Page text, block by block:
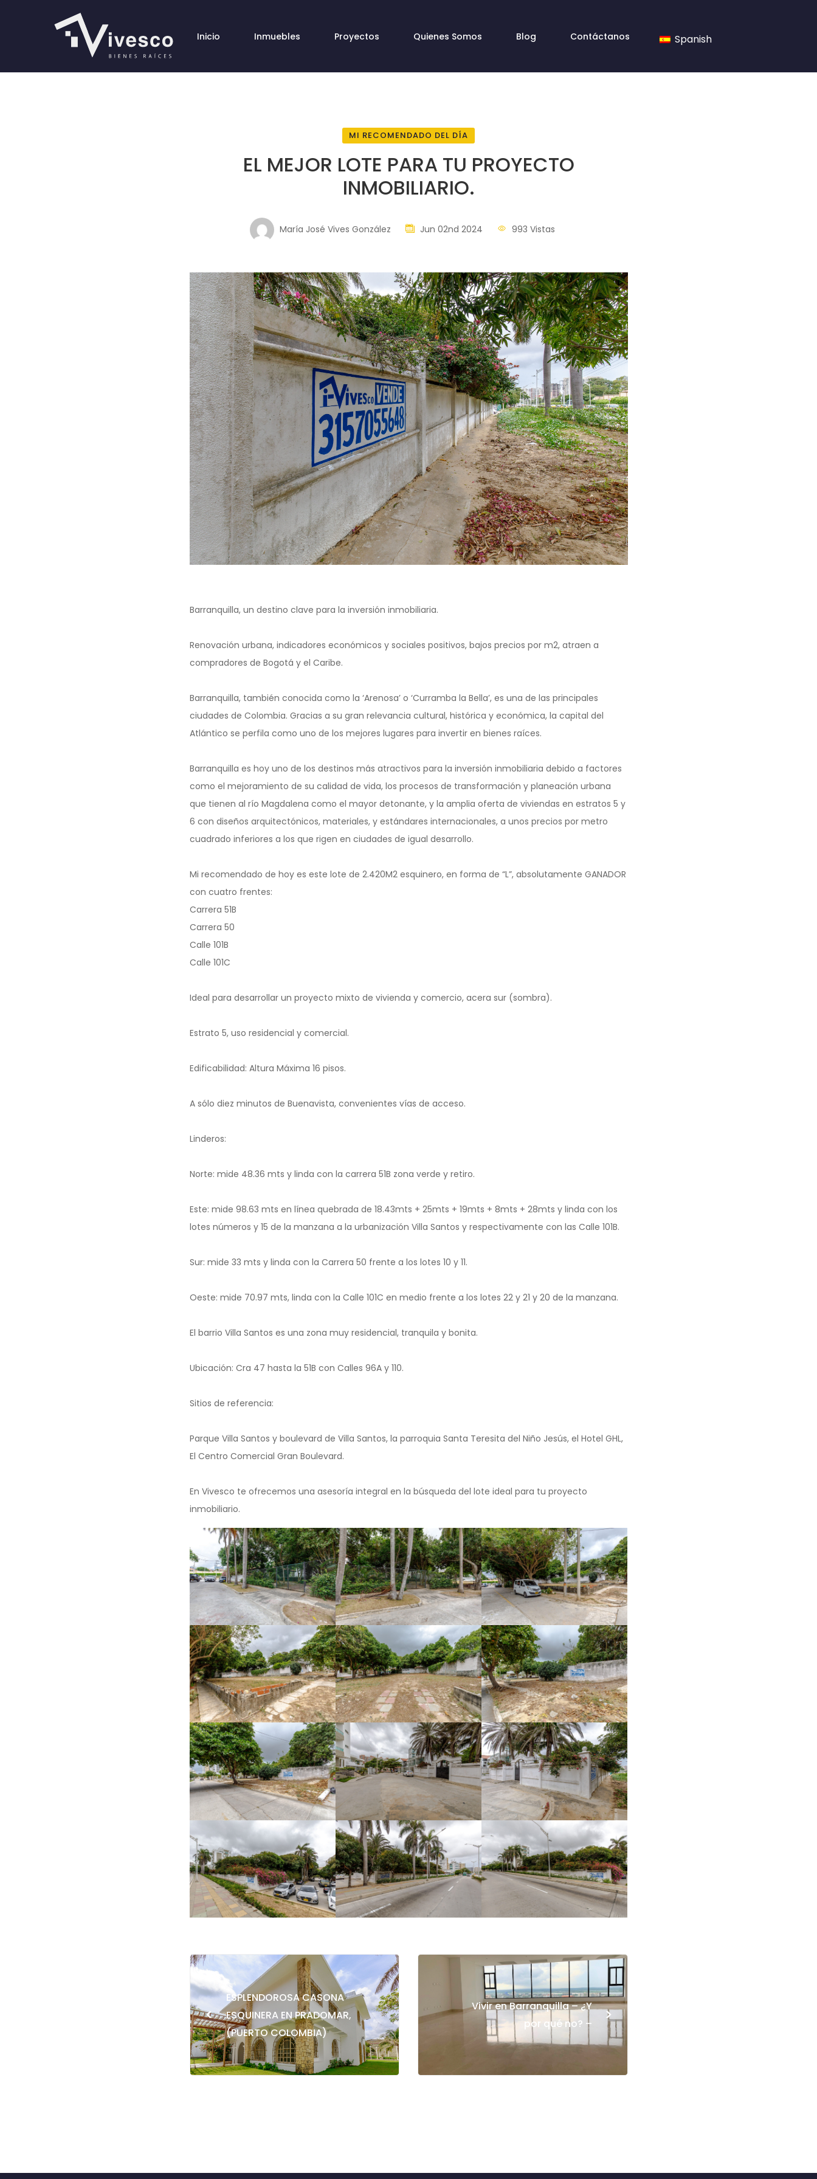
Inicio Inmuebles Proyectos Quienes Somos Blog Contáctanos Spanish
MI RECOMENDADO DEL DÍA
EL MEJOR LOTE PARA TU PROYECTO
INMOBILIARIO.
María José Vives González Jun 02nd 2024 993 Vistas
Barranquilla, un destino clave para la inversión inmobiliaria.
Renovación urbana, indicadores económicos y sociales positivos, bajos precios por m2, atraen a
compradores de Bogotá y el Caribe.
Barranquilla, también conocida como la ‘Arenosa’ o ‘Curramba la Bella’, es una de las principales
ciudades de Colombia. Gracias a su gran relevancia cultural, histórica y económica, la capital del
Atlántico se perfila como uno de los mejores lugares para invertir en bienes raíces.
Barranquilla es hoy uno de los destinos más atractivos para la inversión inmobiliaria debido a factores
como el mejoramiento de su calidad de vida, los procesos de transformación y planeación urbana
que tienen al río Magdalena como el mayor detonante, y la amplia oferta de viviendas en estratos 5 y
6 con diseños arquitectónicos, materiales, y estándares internacionales, a unos precios por metro
cuadrado inferiores a los que rigen en ciudades de igual desarrollo.
Mi recomendado de hoy es este lote de 2.420M2 esquinero, en forma de “L”, absolutamente GANADOR
con cuatro frentes:
Carrera 51B
Carrera 50
Calle 101B
Calle 101C
Ideal para desarrollar un proyecto mixto de vivienda y comercio, acera sur (sombra).
Estrato 5, uso residencial y comercial.
Edificabilidad: Altura Máxima 16 pisos.
A sólo diez minutos de Buenavista, convenientes vías de acceso.
Linderos:
Norte: mide 48.36 mts y linda con la carrera 51B zona verde y retiro.
Este: mide 98.63 mts en línea quebrada de 18.43mts + 25mts + 19mts + 8mts + 28mts y linda con los
lotes números y 15 de la manzana a la urbanización Villa Santos y respectivamente con las Calle 101B.
Sur: mide 33 mts y linda con la Carrera 50 frente a los lotes 10 y 11.
Oeste: mide 70.97 mts, linda con la Calle 101C en medio frente a los lotes 22 y 21 y 20 de la manzana.
El barrio Villa Santos es una zona muy residencial, tranquila y bonita.
Ubicación: Cra 47 hasta la 51B con Calles 96A y 110.
Sitios de referencia:
Parque Villa Santos y boulevard de Villa Santos, la parroquia Santa Teresita del Niño Jesús, el Hotel GHL,
El Centro Comercial Gran Boulevard.
En Vivesco te ofrecemos una asesoría integral en la búsqueda del lote ideal para tu proyecto
inmobiliario.
<
ESPLENDOROSA CASONA
ESQUINERA EN PRADOMAR,
(PUERTO COLOMBIA)
Vivir en Barranquilla – ¿Y
por qué no? –
>